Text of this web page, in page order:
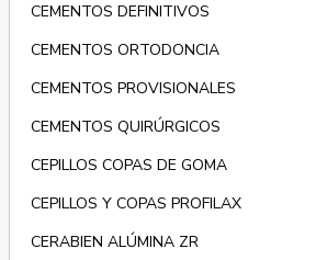
CEMENTOS DEFINITIVOS
CEMENTOS ORTODONCIA
CEMENTOS PROVISIONALES
CEMENTOS QUIRÚRGICOS
CEPILLOS COPAS DE GOMA
CEPILLOS Y COPAS PROFILAX
CERABIEN ALÚMINA ZR